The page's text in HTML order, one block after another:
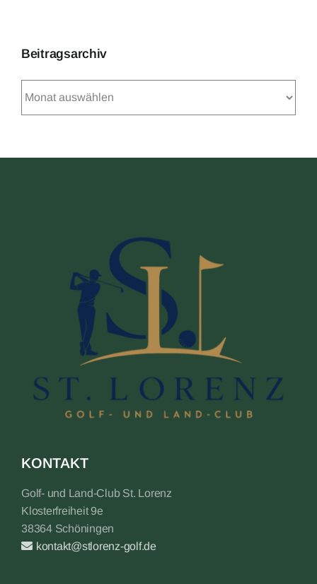
Beitragsarchiv
KONTAKT
Golf- und Land-Club St. Lorenz
Klosterfreiheit 9e
38364 Schöningen
kontakt@stlorenz-golf.de